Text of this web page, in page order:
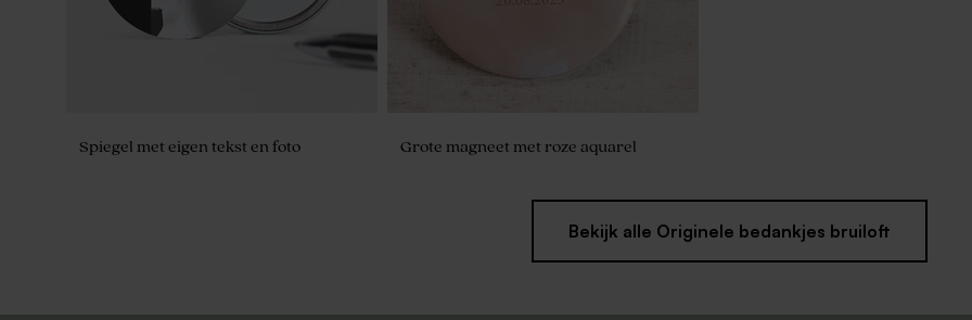
Spiegel met eigen tekst en foto Grote magneet met roze aquarel
Bekijk alle Originele bedankjes bruiloft